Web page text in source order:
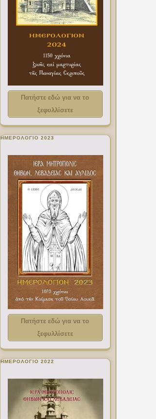
Πατήστε εδώ για να το
ξεφυλλίσετε
ΗΜΕΡΟΛΟΓΙΟ 2023
Πατήστε εδώ για να το
ξεφυλλίσετε
ΗΜΕΡΟΛΟΓΙΟ 2022